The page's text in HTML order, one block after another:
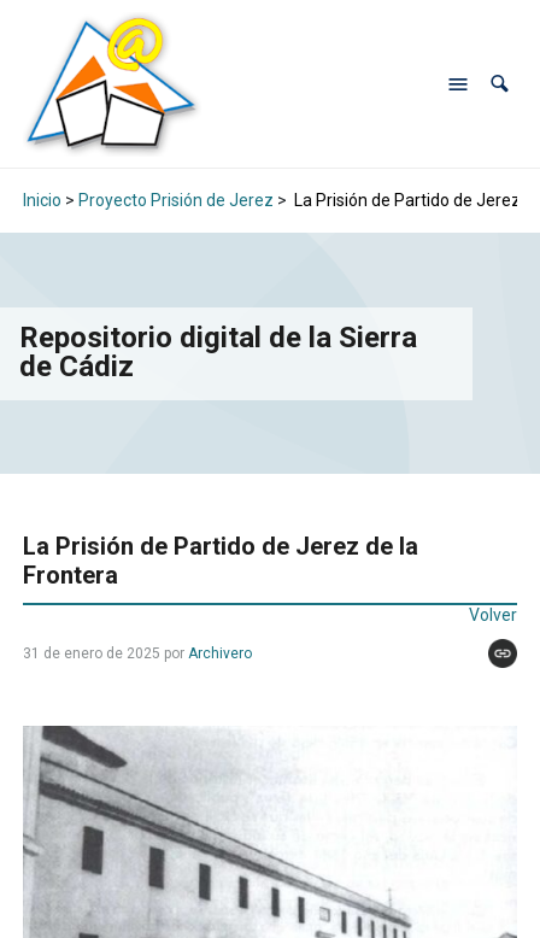
Inicio > Proyecto Prisión de Jerez > La Prisión de Partido de Jerez
Repositorio digital de la Sierra
de Cádiz
La Prisión de Partido de Jerez de la
Frontera
Volver
31 de enero de 2025 por Archivero